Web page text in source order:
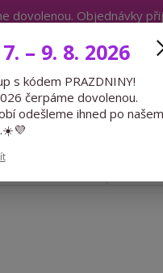
dovolenou. Objednávky
Hledat
Expedice 775 866 913 Po-Čt 9-
– 9. 8. 2026
s kódem PRAZDNINY!
čerpáme dovolenou.
odešleme ihned po našem